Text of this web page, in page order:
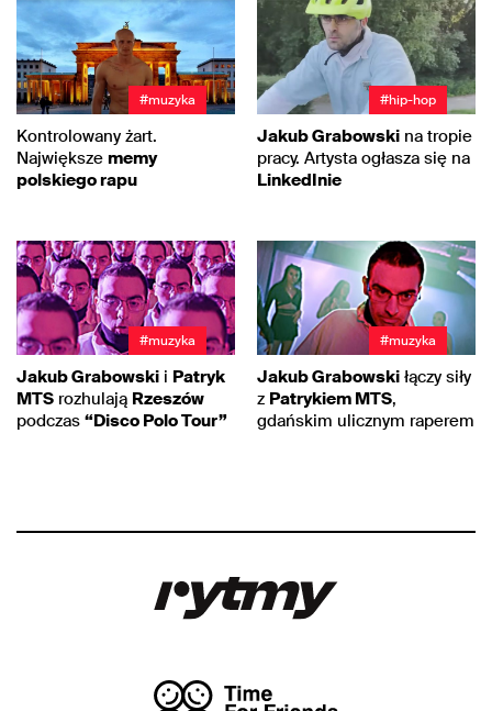
#muzyka
Kontrolowany żart.
Największe memy
polskiego rapu
#hip-hop
Jakub Grabowski na tropie
pracy. Artysta ogłasza się na
LinkedInie
#muzyka
Jakub Grabowski i Patryk
MTS rozhulają Rzeszów
podczas “Disco Polo Tour”
#muzyka
Jakub Grabowski łączy siły
z Patrykiem MTS,
gdańskim ulicznym raperem